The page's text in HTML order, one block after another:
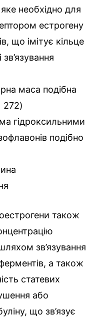
необхідно для
естрогену
що імітує кільце
зв’язування
маса подібна
272)
гідроксильними
подібно
також
зв’язування
а також
статевих
або
що зв’язує